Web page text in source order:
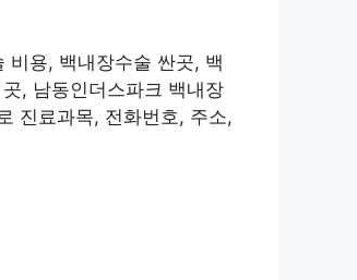
비용, 백내장수술 싼곳, 백
, 남동인더스파크 백내장
진료과목, 전화번호, 주소,